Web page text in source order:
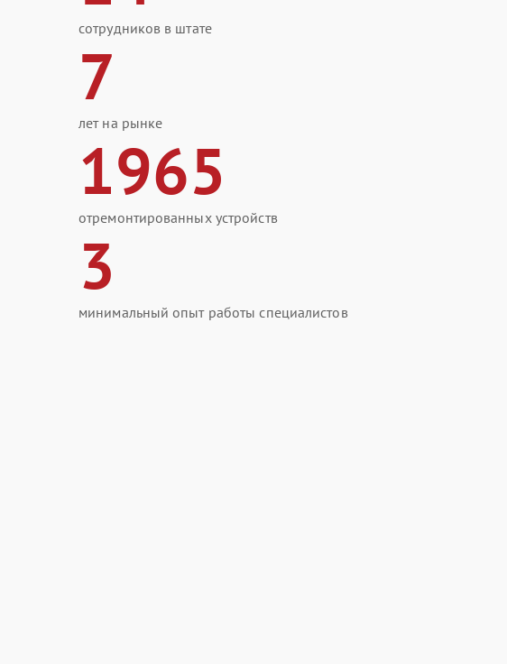
сотрудников в штате
7
лет на рынке
1965
отремонтированных устройств
3
минимальный опыт работы специалистов